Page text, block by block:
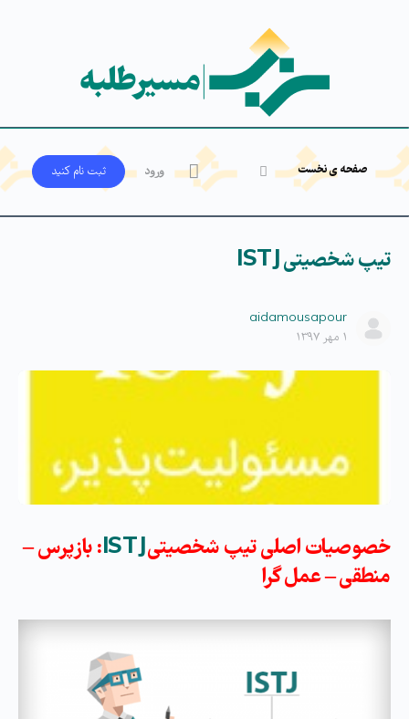
صفحه ی نخست ورود ثبت‌ نام کنید
تیپ شخصیتی ISTJ
aidamousapour
۱ مهر ۱۳۹۷
خصوصیات اصلی تیپ شخصیتیISTJ: بازپرس –
منطقی – عمل گرا